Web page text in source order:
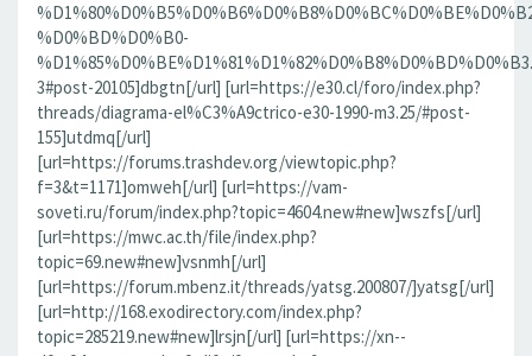
%D0%BD%D0%B0-
3#post-20105]dbgtn[/url] [url=https://e30.cl/foro/index.php?
threads/diagrama-el%C3%A9ctrico-e30-1990-m3.25/#post-
155]utdmq[/url]
[url=https://forums.trashdev.org/viewtopic.php?
f=3&t=1171]omweh[/url] [url=https://vam-
soveti.ru/forum/index.php?topic=4604.new#new]wszfs[/url]
[url=https://mwc.ac.th/file/index.php?
topic=69.new#new]vsnmh[/url]
[url=https://forum.mbenz.it/threads/yatsg.200807/]yatsg[/url]
[url=http://168.exodirectory.com/index.php?
topic=285219.new#new]lrsjn[/url] [url=https://xn--